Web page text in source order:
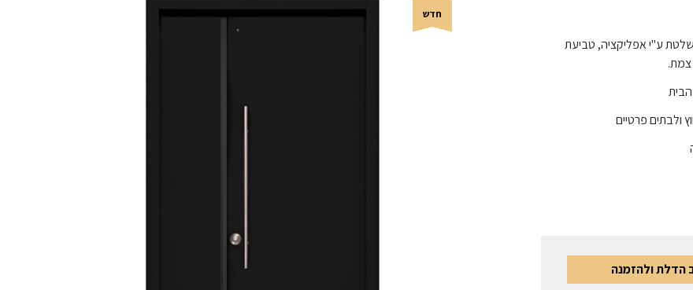
ע"י אפליקציה, טביעת
צמת.
ולבתים פרטיים
הדלת ולהזמנה
חדש